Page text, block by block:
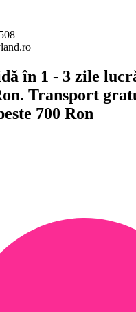
în 1 - 3 zile
Transport
700 Ron